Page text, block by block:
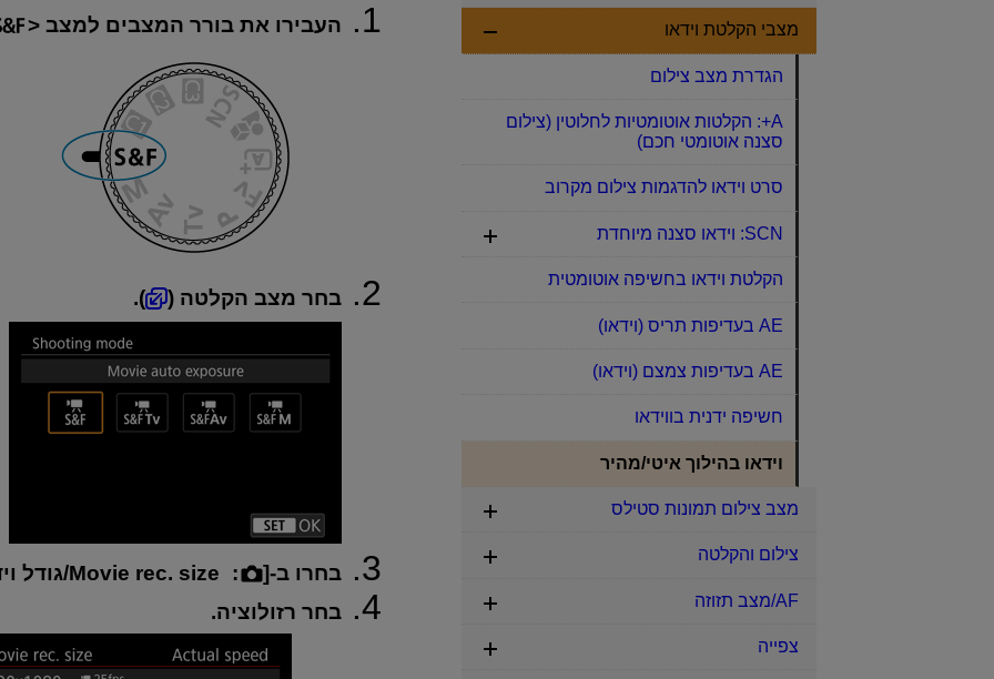
העבירו את בורר המצבים למצב
בחר מצב הקלטה ( ).
בחרו ב-[ : Movie rec. size/גודל וידאו מוק.
בחר רזולוציה.
מצבי הקלטת וידאו
הגדרת מצב צילום
A+: הקלטות אוטומטיות לחלוטין (צילום
סצנה אוטומטי חכם)
סרט וידאו להדגמות צילום מקרוב
SCN: וידאו סצנה מיוחדת
הקלטת וידאו בחשיפה אוטומטית
AE בעדיפות תריס (וידאו)
AE בעדיפות צמצם (וידאו)
חשיפה ידנית בווידאו
וידאו בהילוך איטי/מהיר
מצב צילום תמונות סטילס
צילום והקלטה
AF/מצב תזוזה
צפייה